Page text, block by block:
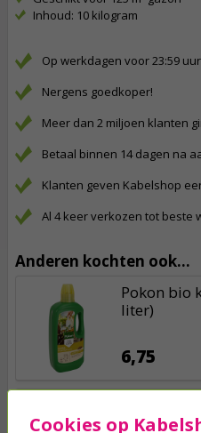
Inhoud: 10 kilogram
Op werkdagen voor 23:59
Nergens goedkoper!
Meer dan 2 miljoen klanten
Betaal binnen 14 dagen na
Klanten geven Kabelshop
Al 4 keer verkozen tot beste
Anderen kochten ook...
Pokon bio
liter)
6,75
Organisch)
Cookies op